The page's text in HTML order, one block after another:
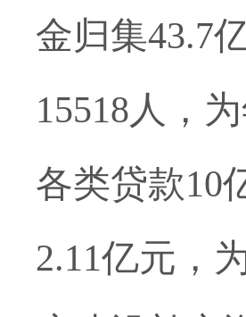
金归集43.7
15518人，
各类贷款10
2.11亿元，